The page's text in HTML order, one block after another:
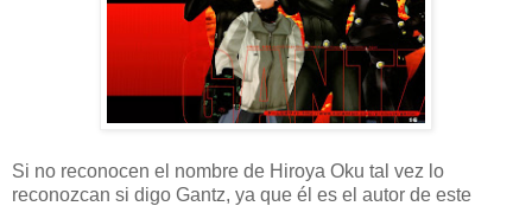
Si no reconocen el nombre de Hiroya Oku tal vez lo
reconozcan si digo Gantz, ya que él es el autor de este